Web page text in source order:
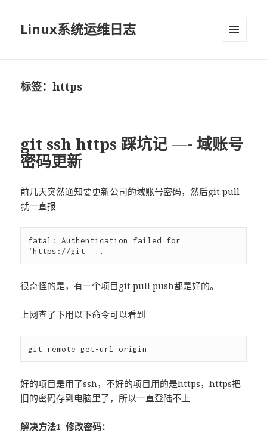
Linux系统运维日志
标签：https
git ssh https 踩坑记 —- 域账号
密码更新
前几天突然通知要更新公司的域账号密码，然后git pull
就一直报
fatal: Authentication failed for
很奇怪的是，有一个项目git pull push都是好的。
上网查了下用以下命令可以看到
好的项目是用了ssh，不好的项目用的是https，https把
旧的密码存到电脑里了，所以一直登陆不上
解决方法1–修改密码：